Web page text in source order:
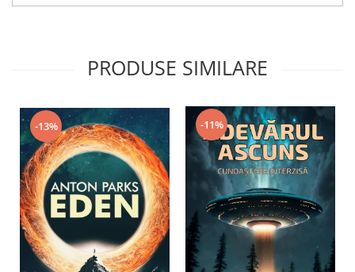
PRODUSE SIMILARE
-13% -11%